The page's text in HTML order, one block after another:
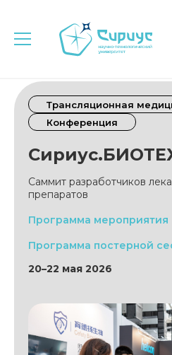
Трансляционная
Конференция
Саммит разработчиков
препаратов
Программа мероприятия
Программа постерной
20–22 мая 2026